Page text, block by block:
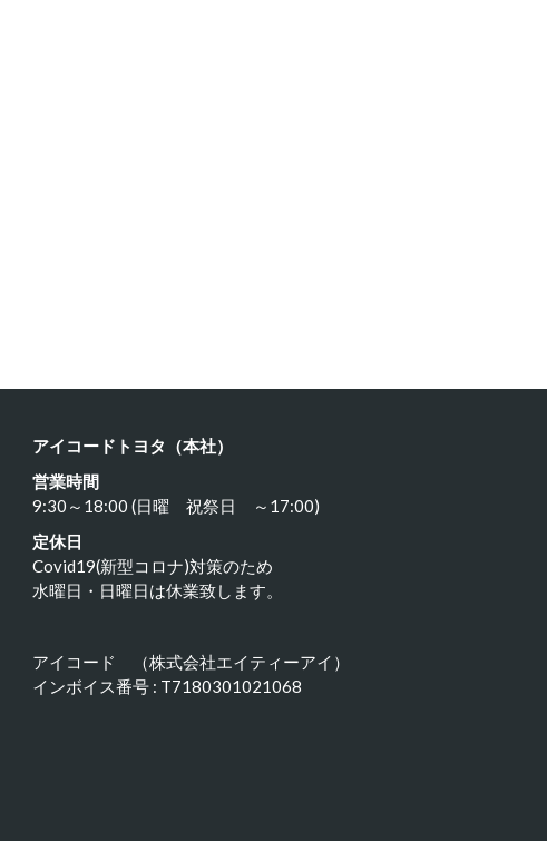
アイコードトヨタ（本社）
営業時間
9:30～18:00 (日曜 祝祭日 ～17:00)
定休日
Covid19(新型コロナ)対策のため
水曜日・日曜日は休業致します。
アイコード （株式会社エイティーアイ）
インボイス番号 : T7180301021068